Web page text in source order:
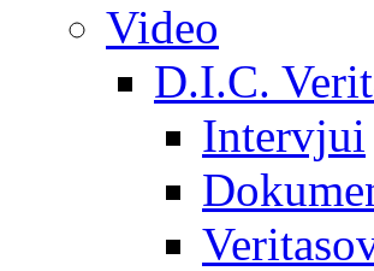
Video
D.I.C.
Intervjui